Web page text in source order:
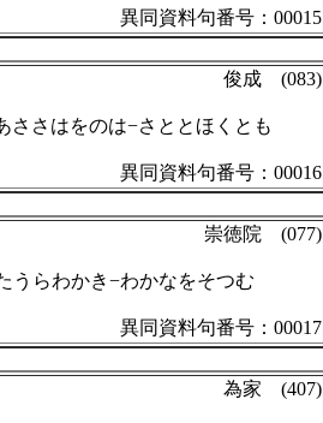
異同資料句番号：00015
俊成 (083)
ささはをのは−さととほくとも
異同資料句番号：00016
崇徳院 (077)
うらわかき−わかなをそつむ
異同資料句番号：00017
為家 (407)